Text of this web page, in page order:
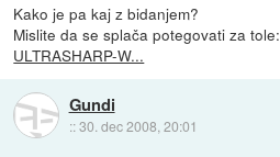
Kako je pa kaj z bidanjem?
Mislite da se splača potegovati za tole:
ULTRASHARP-W...
Gundi
::30. dec 2008, 20:01